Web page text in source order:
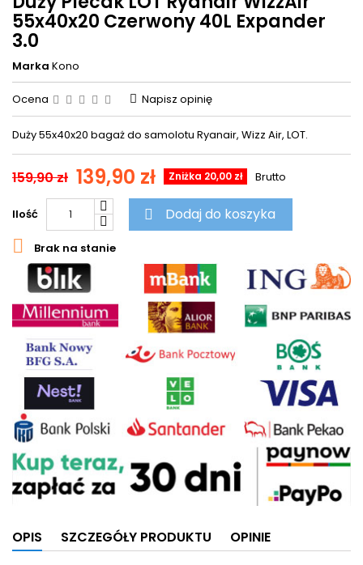
55x40x20 Czerwony 40L Expander
3.0
Marka Kono
Ocena Napisz opinię
Duży 55x40x20 bagaż do samolotu Ryanair, Wizz Air, LOT.
159,90 zł 139,90 zł Zniżka 20,00 zł Brutto
Ilość  Dodaj do koszyka
 Brak na stanie
OPIS SZCZEGÓŁY PRODUKTU OPINIE